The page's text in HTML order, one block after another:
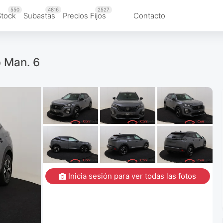
550
Subastas
4816
Precios Fijos
2527
Contacto
6
Inicia sesión para ver todas las fotos